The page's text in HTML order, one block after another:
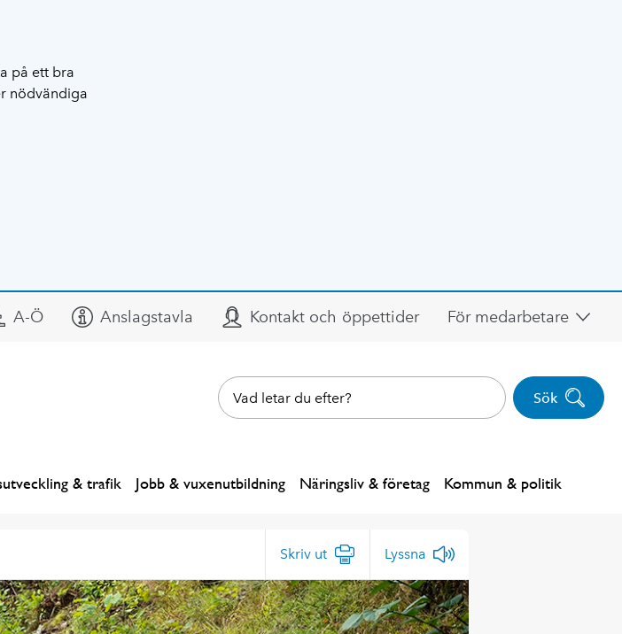
på ett bra
nödvändiga
A-Ö Anslagstavla Kontakt och öppettider För medarbetare
Sök
& trafik Jobb & vuxenutbildning Näringsliv & företag Kommun & politik
Skriv ut Lyssna